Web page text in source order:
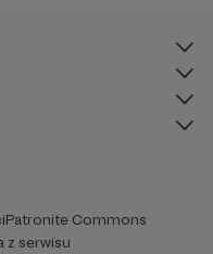
Patronite Commons
z serwisu